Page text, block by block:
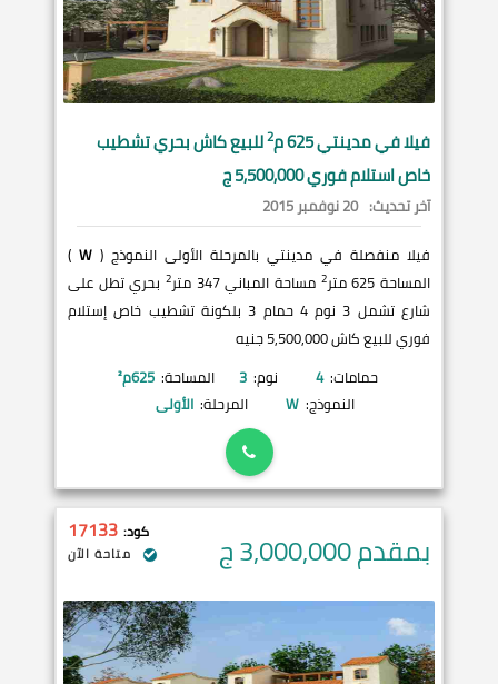
فيلا فيمدينتي625 م 2للبيع كاش بحري تشطيب
خاص استلام فوري 5,500,000 ج
آخر تحديث: 20 نوفمبر 2015
فيلا منفصلة في مدينتي بالمرحلة الأولى النموذج ( W
)
المساحة 625 متر
2 مساحة المباني 347 متر 2 بحري تطل على
شارع تشمل 3 نوم 4 حمام 3 بلكونة تشطيب خاص إستلام
فوري للبيع كاش 5,500,000 جنيه
حمامات: 4 نوم: 3 المساحة: 625م²
النموذج: W المرحلة: الأولى
بمقدم 3,000,000 ج كود: 17133
متاحة الآن